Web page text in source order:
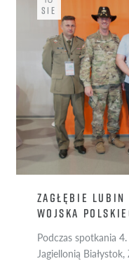
ZAGŁĘBIE
WOJSKA
Podczas spotkania
Jagiellonią
SIE